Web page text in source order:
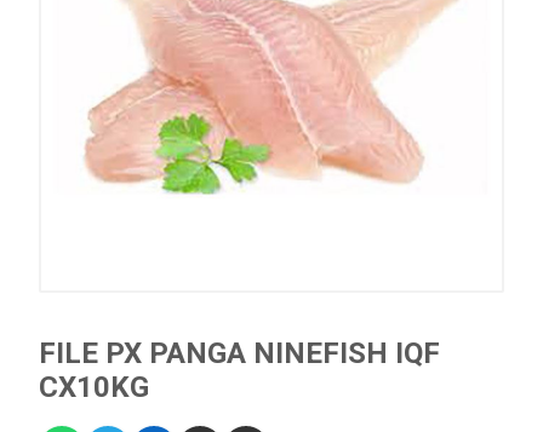
FILE PX PANGA NINEFISH IQF
CX10KG